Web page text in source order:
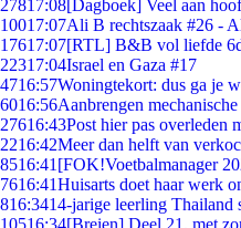
27817:08[Dagboek] Veel aan
10017:07Ali B rechtszaak #26 -
17617:07[RTL] B&B vol liefde
22317:04Israel en Gaza #17
4716:57Woningtekort: dus ga je
6016:56Aanbrengen
27616:43Post hier pas overleden
2216:42Meer dan helft van
8516:41 [FOK!Voetbalmanager
7616:41Huisarts doet haar werk
816:3414-jarige leerling Thailand
10516:34[Breien] Deel 21, met